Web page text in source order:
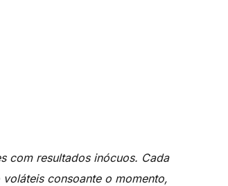
com resultados inócuos. Cada
consoante o momento,